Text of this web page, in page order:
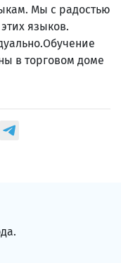
Мы с радостью
языков.
в торговом доме